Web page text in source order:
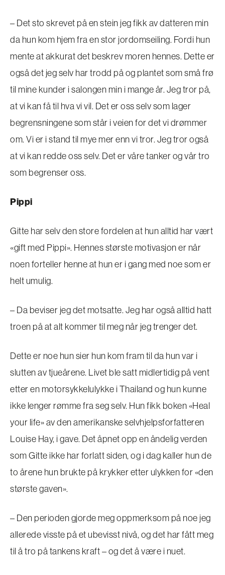
– Det sto skrevet på en stein jeg fikk av datteren min
da hun kom hjem fra en stor jordomseiling. Fordi hun
mente at akkurat det beskrev moren hennes. Dette er
også det jeg selv har trodd på og plantet som små frø
til mine kunder i salongen min i mange år. Jeg tror på,
at vi kan få til hva vi vil. Det er oss selv som lager
begrensningene som står i veien for det vi drømmer
om. Vi er i stand til mye mer enn vi tror. Jeg tror også
at vi kan redde oss selv. Det er våre tanker og vår tro
som begrenser oss.
Pippi
Gitte har selv den store fordelen at hun alltid har vært
«gift med Pippi». Hennes største motivasjon er når
noen forteller henne at hun er i gang med noe som er
helt umulig.
– Da beviser jeg det motsatte. Jeg har også alltid hatt
troen på at alt kommer til meg når jeg trenger det.
Dette er noe hun sier hun kom fram til da hun var i
slutten av tjueårene. Livet ble satt midlertidig på vent
etter en motorsykkelulykke i Thailand og hun kunne
ikke lenger rømme fra seg selv. Hun fikk boken «Heal
your life» av den amerikanske selvhjelpsforfatteren
Louise Hay, i gave. Det åpnet opp en åndelig verden
som Gitte ikke har forlatt siden, og i dag kaller hun de
to årene hun brukte på krykker etter ulykken for «den
største gaven».
– Den perioden gjorde meg oppmerksom på noe jeg
allerede visste på et ubevisst nivå, og det har fått meg
til å tro på tankens kraft – og det å være i nuet.